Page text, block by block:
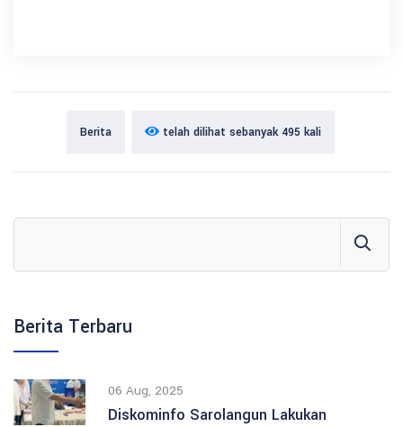
Berita telah dilihat sebanyak 495 kali
Berita Terbaru
06 Aug, 2025
Diskominfo Sarolangun Lakukan